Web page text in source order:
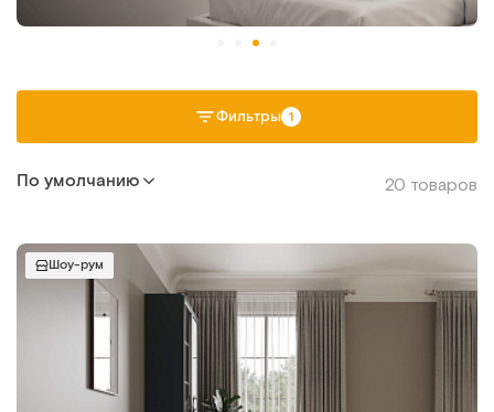
Фильтры 1
По умолчанию 20 товаров
Шоу-рум